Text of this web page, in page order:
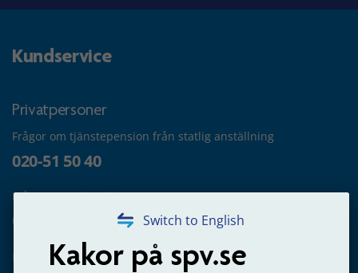
Switch to English
Kakor på spv.se
Kundservice
Privatpersoner
Frågor om tjänstepension från statlig anställning
020-51 50 40
Frågor om utbetalning
020-65 00 65
Kontakta oss